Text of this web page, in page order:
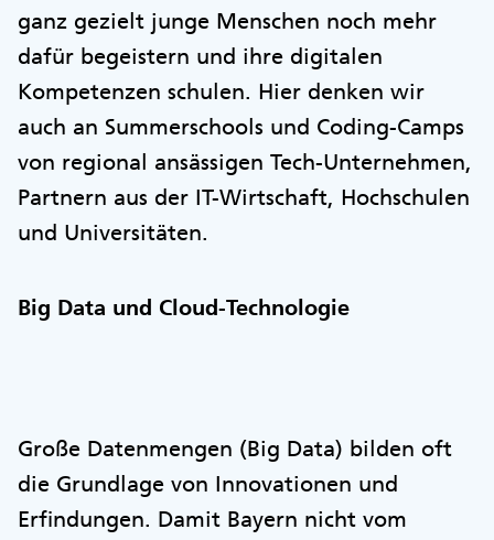
ganz gezielt junge Menschen noch mehr
dafür begeistern und ihre digitalen
Kompetenzen schulen. Hier denken wir
auch an Summerschools und Coding-Camps
von regional ansässigen Tech-Unternehmen,
Partnern aus der IT-Wirtschaft, Hochschulen
und Universitäten.
Big Data und Cloud-Technologie
Große Datenmengen (Big Data) bilden oft
die Grundlage von Innovationen und
Erfindungen. Damit Bayern nicht vom